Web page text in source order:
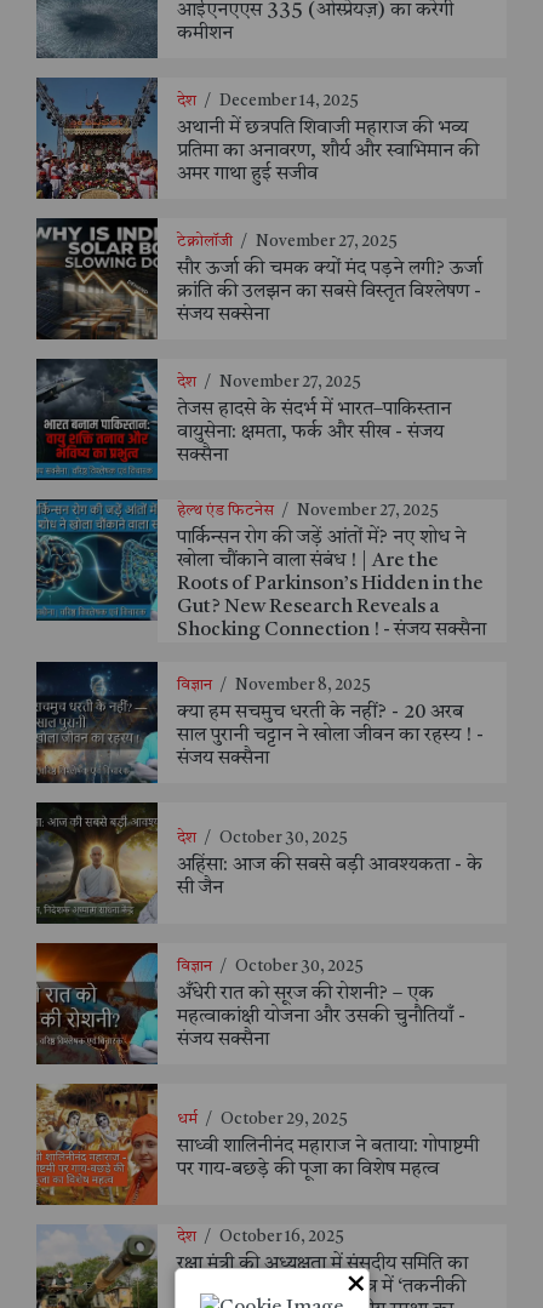
आईएनएएस 335 (ओस्प्रेयज़) का करेगी
कमीशन
देश / December 14, 2025
अथानी में छत्रपति शिवाजी महाराज की भव्य
प्रतिमा का अनावरण, शौर्य और स्वाभिमान की
अमर गाथा हुई सजीव
टेक्नोलॉजी / November 27, 2025
सौर ऊर्जा की चमक क्यों मंद पड़ने लगी? ऊर्जा
क्रांति की उलझन का सबसे विस्तृत विश्लेषण -
संजय सक्सेना
देश / November 27, 2025
तेजस हादसे के संदर्भ में भारत–पाकिस्तान
वायुसेना: क्षमता, फर्क और सीख - संजय
सक्सैना
हेल्थ एंड फिटनेस / November 27, 2025
पार्किन्सन रोग की जड़ें आंतों में? नए शोध ने
खोला चौंकाने वाला संबंध ! | Are the
Roots of Parkinson’s Hidden in the
Gut? New Research Reveals a
Shocking Connection ! - संजय सक्सैना
विज्ञान / November 8, 2025
क्या हम सचमुच धरती के नहीं? - 20 अरब
साल पुरानी चट्टान ने खोला जीवन का रहस्य ! -
संजय सक्सैना
देश / October 30, 2025
अहिंसा: आज की सबसे बड़ी आवश्यकता - के
सी जैन
विज्ञान / October 30, 2025
अँधेरी रात को सूरज की रोशनी? – एक
महत्वाकांक्षी योजना और उसकी चुनौतियाँ -
संजय सक्सैना
धर्म / October 29, 2025
साध्वी शालिनीनंद महाराज ने बताया: गोपाष्टमी
पर गाय-बछड़े की पूजा का विशेष महत्व
देश / October 16, 2025
रक्षा मंत्री की अध्यक्षता में संसदीय समिति का
एआरडीई, पुणे दौरा | रक्षा क्षेत्र में ‘तकनीकी
×